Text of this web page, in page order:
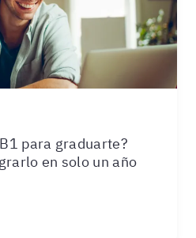
para graduarte?
en solo un año